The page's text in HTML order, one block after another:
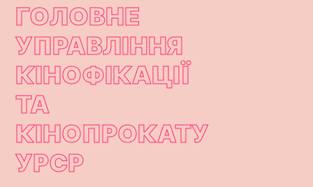
ГОЛОВНЕ
УПРАВЛІННЯ
КІНОФІКАЦІЇ
ТА
КІНОПРОКАТУ
УРСР